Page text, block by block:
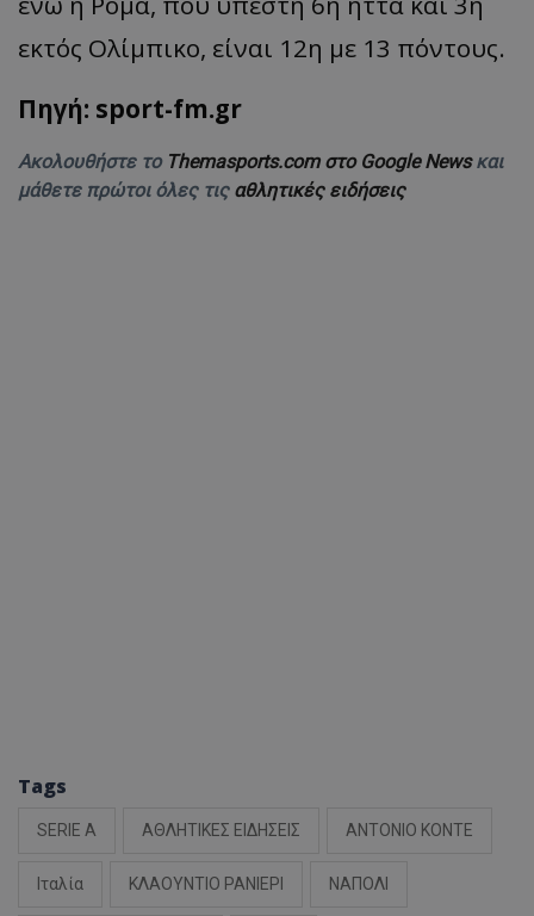
εκτός Ολίμπικο, είναι 12η με 13 πόντους.
Πηγή: sport-fm.gr
Ακολουθήστε το Themasports.com στο Google Newsκαι
μάθετε πρώτοι όλες τις αθλητικές ειδήσεις
Tags
SERIE A ΑΘΛΗΤΙΚΕΣ ΕΙΔΗΣΕΙΣ ΑΝΤΟΝΙΟ ΚΟΝΤΕ
Ιταλία ΚΛΑΟΥΝΤΙΟ ΡΑΝΙΕΡΙ ΝΑΠΟΛΙ